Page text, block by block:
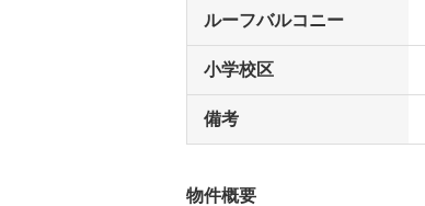
ルーフバルコニー
小学校区
備考
物件概要